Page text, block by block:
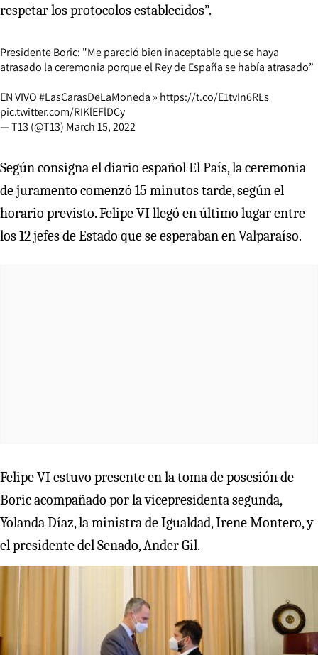
respetar los protocolos establecidos”.
Presidente Boric: "Me pareció bien inaceptable que se haya
atrasado la ceremonia porque el Rey de España se había atrasado”
EN VIVO#LasCarasDeLaMoneda » https://t.co/E1tvIn6RLs
pic.twitter.com/RIKlEFlDCy
— T13 (@T13) March 15, 2022
Según consigna el diario español El País, la ceremonia
de juramento comenzó 15 minutos tarde, según el
horario previsto. Felipe VI llegó en último lugar entre
los 12 jefes de Estado que se esperaban en Valparaíso.
Felipe VI estuvo presente en la toma de posesión de
Boric acompañado por la vicepresidenta segunda,
Yolanda Díaz, la ministra de Igualdad, Irene Montero, y
el presidente del Senado, Ander Gil.